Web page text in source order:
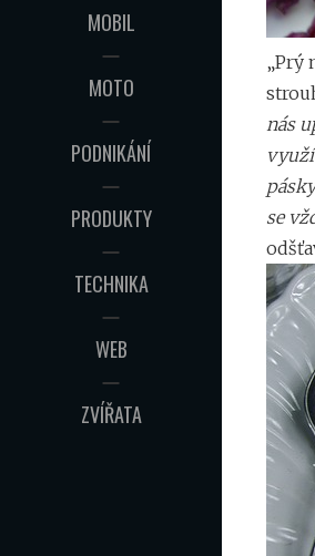
MOBIL
MOTO
PODNIKÁNÍ
PRODUKTY
TECHNIKA
WEB
ZVÍŘATA
„Prý
nás
se